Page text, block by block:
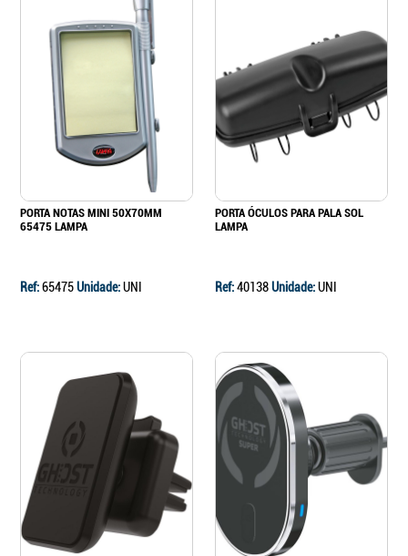
PORTA NOTAS MINI 50X70MM
65475 LAMPA
Ref:65475Unidade:UNI
PORTA ÓCULOS PARA PALA SOL
LAMPA
Ref:40138Unidade:UNI
Ir para o carrinho